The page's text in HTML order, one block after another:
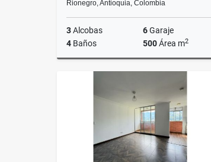
Rionegro, Antioquia, Colombia
3Alcobas 6Garaje
4 Baños 500Área m2
US$605,000